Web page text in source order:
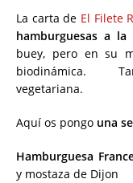
La carta de El Filete
hamburguesas a la
buey, pero en su
biodinámica.
vegetariana.
Aquí os pongo una
Hamburguesa
y mostaza de Dijon